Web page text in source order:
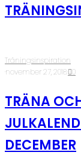
Träningsinspiration
·november 27, 2018· 0
TRÄNA
DECEMBER